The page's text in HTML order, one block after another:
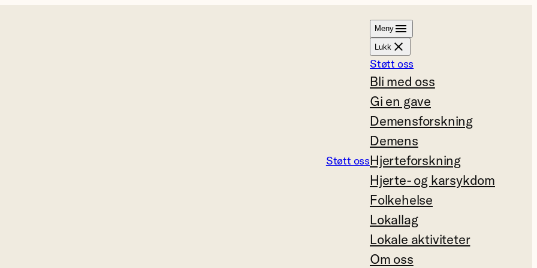
Støtt oss
Meny
Lukk
Støtt oss
Bli med oss
Gi en gave
Demensforskning
Demens
Hjerteforskning
Hjerte- og karsykdom
Folkehelse
Lokallag
Lokale aktiviteter
Om oss